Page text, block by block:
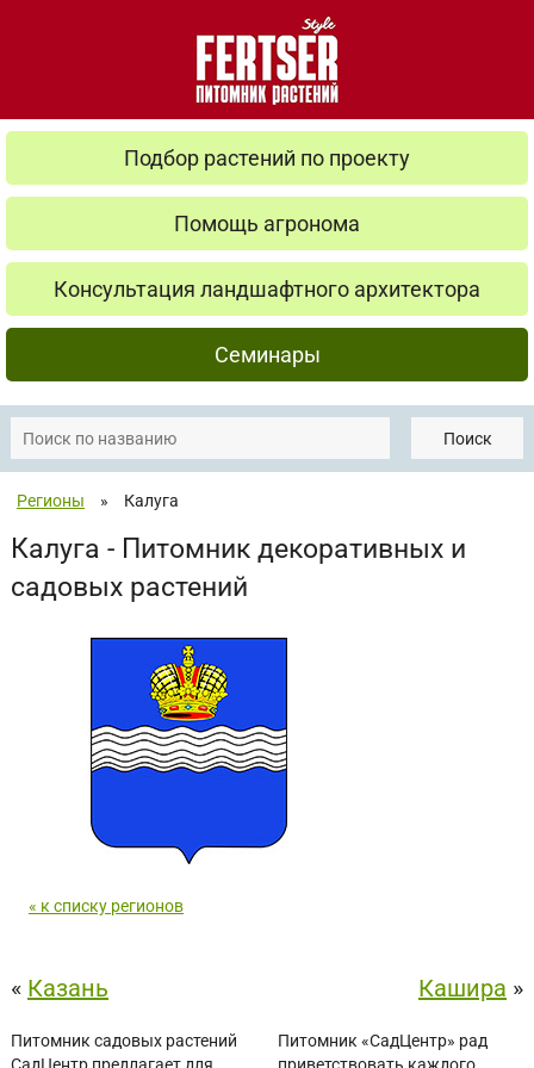
Подбор растений по проекту
Помощь агронома
Консультация ландшафтного архитектора
Семинары
Поиск
Регионы » Калуга
Калуга - Питомник декоративных и
садовых растений
« к списку регионов
« Казань
Питомник садовых растений
Кашира »
Питомник «СадЦентр» рад